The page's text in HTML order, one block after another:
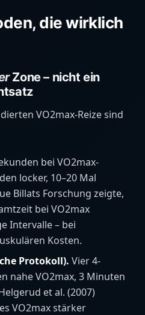
die wirklich
Zone – nicht ein
VO2max-Reize sind
bei VO2max-
locker, 10–20 Mal
Billats Forschung zeigte,
bei VO2max
Intervalle – bei
Kosten.
Protokoll). Vier 4-
nahe VO2max, 3 Minuten
et al. (2007)
VO2max stärker